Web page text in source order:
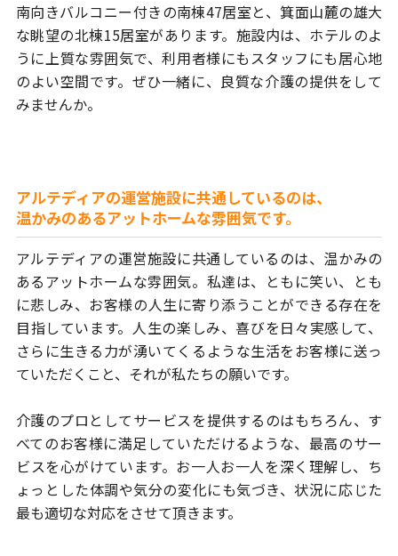
南向きバルコニー付きの南棟47居室と、箕面山麓の雄大
な眺望の北棟15居室があります。施設内は、ホテルのよ
うに上質な雰囲気で、利用者様にもスタッフにも居心地
のよい空間です。 ぜひ一緒に、良質な介護の提供をして
みませんか。
アルテディアの運営施設に共通しているのは、
温かみのあるアットホームな雰囲気です。
アルテディアの運営施設に共通しているのは、温かみの
あるアットホームな雰囲気。 私達は、ともに笑い、とも
に悲しみ、 お客様の人生に寄り添うことができる存在を
目指しています。 人生の楽しみ、喜びを日々実感して、
さらに生きる力が湧いてくるような生活をお客様に送っ
ていただくこと、それが私たちの願いです。
介護のプロとしてサービスを提供するのはもちろん、 す
べてのお客様に満足していただけるような、最高のサー
ビスを心がけています。 お一人お一人を深く理解し、ち
ょっとした体調や気分の変化にも気づき、状況に応じた
最も適切な対応をさせて頂きます。